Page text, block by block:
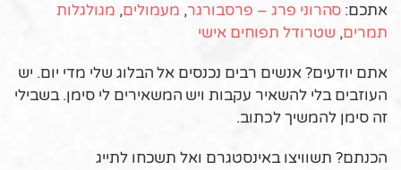
אתכם: סהרוני פרג – פרסבורגר, מעמולים, מגולגלות
תמרים, שטרודל תפוחים אישי
אתם יודעים? אנשים רבים נכנסים אל הבלוג שלי מדי יום. יש
העוזבים בלי להשאיר עקבות ויש המשאירים לי סימן. בשבילי
זה סימן להמשיך לכתוב.
הכנתם? תשוויצו באינסטגרם ואל תשכחו לתייג